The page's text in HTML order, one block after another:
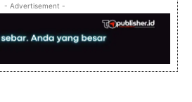
- Advertisement -